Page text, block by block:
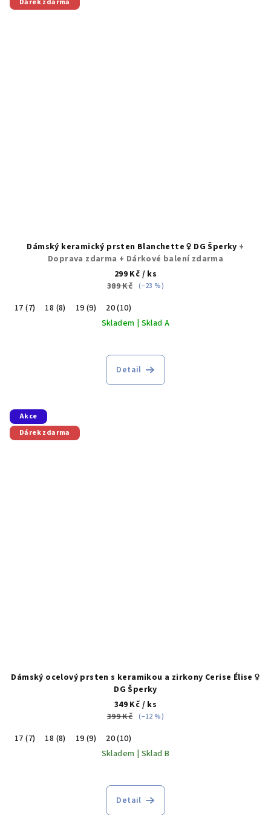
Dárek zdarma
Dámský keramický prsten Blanchette ♀️ DG Šperky +
Doprava zdarma + Dárkové balení zdarma
299 Kč / ks
389 Kč (–23 %)
17 (7) 18 (8) 19 (9)
20 (10)
Skladem | Sklad A
Detail
Akce
Dárek zdarma
Dámský ocelový prsten s keramikou a zirkony Cerise Élise ♀️
DG Šperky
349 Kč / ks
399 Kč (–12 %)
17 (7) 18 (8) 19 (9)
20 (10)
Skladem | Sklad B
Detail